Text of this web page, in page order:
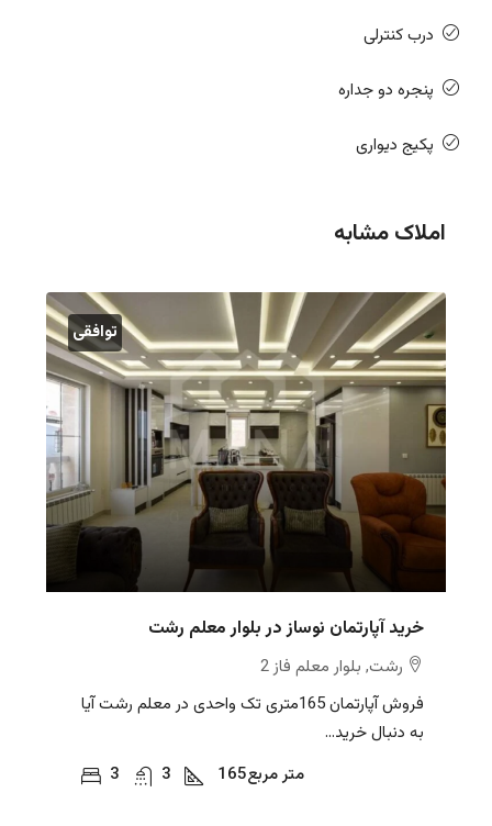
درب کنترلی
پنجره دو جداره
پکیج دیواری
املاک مشابه
توافقی
خرید آپارتمان نوساز در بلوار معلم رشت
رشت, بلوار معلم فاز 2
فروش آپارتمان 165متری تک واحدی در معلم رشت آیا
به دنبال خرید...
3
3 165متر مربع